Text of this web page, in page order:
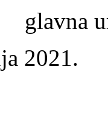
glavna
2021.